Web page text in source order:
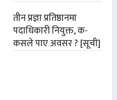
तीन प्रज्ञा प्रतिष्ठानमा
पदाधिकारी नियुक्त, क-
कसले पाए अवसर ? [सूची]